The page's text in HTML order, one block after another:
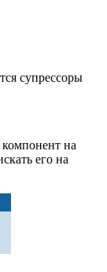
супрессоры
на
его на